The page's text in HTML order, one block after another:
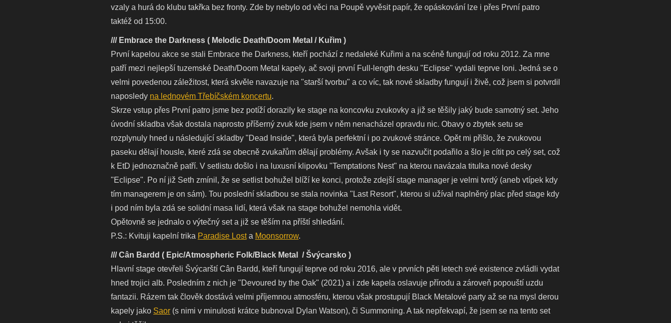
vzaly a hurá do klubu takřka bez fronty. Zde by nebylo od věci na Poupě vyvěsit papír, že opáskování lze i přes První patro
taktéž od 15:00.
/// Embrace the Darkness ( Melodic Death/Doom Metal / Kuřim )
První kapelou akce se stali Embrace the Darkness, kteří pochází z nedaleké Kuřimi a na scéně fungují od roku 2012. Za mne
patří mezi nejlepší tuzemské Death/Doom Metal kapely, ač svoji první Full-length desku "Eclipse" vydali teprve loni. Jedná se o
velmi povedenou záležitost, která skvěle navazuje na "starší tvorbu" a co víc, tak nové skladby fungují i živě, což jsem si potvrdil
naposledy na lednovém Třebíčském koncertu.
Skrze vstup přes První patro jsme bez potíží dorazily ke stage na koncovku zvukovky a již se těšily jaký bude samotný set. Jeho
úvodní skladba však dostala naprosto příšerný zvuk kde jsem v něm nenacházel opravdu nic. Obavy o zbytek setu se
rozplynuly hned u následující skladby "Dead Inside", která byla perfektní i po zvukové stránce. Opět mi přišlo, že zvukovou
paseku dělají housle, které zdá se obecně zvukařům dělají problémy. Avšak i ty se nazvučit podařilo a šlo je cítit po celý set, což
k EtD jednoznačně patří. V setlistu došlo i na luxusní klipovku "Temptations Nest" na kterou navázala titulka nové desky
"Eclipse". Po ní již Seth zmínil, že se setlist bohužel blíží ke konci, protože zdejší stage manager je velmi tvrdý (aneb vtípek kdy
tím managerem je on sám). Tou poslední skladbou se stala novinka "Last Resort", kterou si užíval naplněný plac před stage kdy
i pod ním byla zdá se solidní masa lidí, která však na stage bohužel nemohla vidět.
Opětovně se jednalo o výtečný set a již se těším na příští shledání.
P.S.: Kvituji kapelní trika Paradise Losta Moonsorrow.
/// Cân Bardd ( Epic/Atmospheric Folk/Black Metal / Švýcarsko )
Hlavní stage otevřeli Švýcarští Cân Bardd, kteří fungují teprve od roku 2016, ale v prvních pěti letech své existence zvládli vydat
hned trojici alb. Posledním z nich je "Devoured by the Oak" (2021) a i zde kapela oslavuje přírodu a zároveň popouští uzdu
fantazii. Rázem tak člověk dostává velmi příjemnou atmosféru, kterou však prostupují Black Metalové party až se na mysl derou
kapely jako Saor (s nimi v minulosti krátce bubnoval Dylan Watson), či Summoning. A tak nepřekvapí, že jsem se na tento set